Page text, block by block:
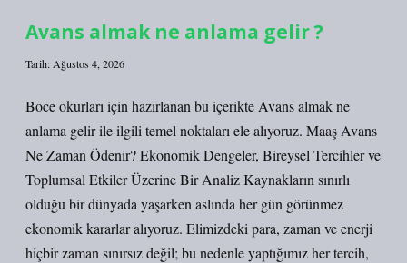
Avans almak ne anlama gelir ?
Tarih: Ağustos 4, 2026
Boce okurları için hazırlanan bu içerikte Avans almak ne
anlama gelir ile ilgili temel noktaları ele alıyoruz. Maaş Avans
Ne Zaman Ödenir? Ekonomik Dengeler, Bireysel Tercihler ve
Toplumsal Etkiler Üzerine Bir Analiz Kaynakların sınırlı
olduğu bir dünyada yaşarken aslında her gün görünmez
ekonomik kararlar alıyoruz. Elimizdeki para, zaman ve enerji
hiçbir zaman sınırsız değil; bu nedenle yaptığımız her tercih,